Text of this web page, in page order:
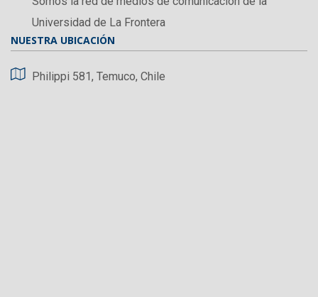
Universidad de La Frontera
NUESTRA UBICACIÓN
Philippi 581, Temuco, Chile